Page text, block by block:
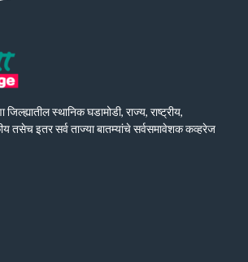
स्थानिक घडामोडी, राज्य, राष्ट्रीय,
तसेच इतर सर्व ताज्या बातम्यांचे सर्वसमावेशक कव्हरेज